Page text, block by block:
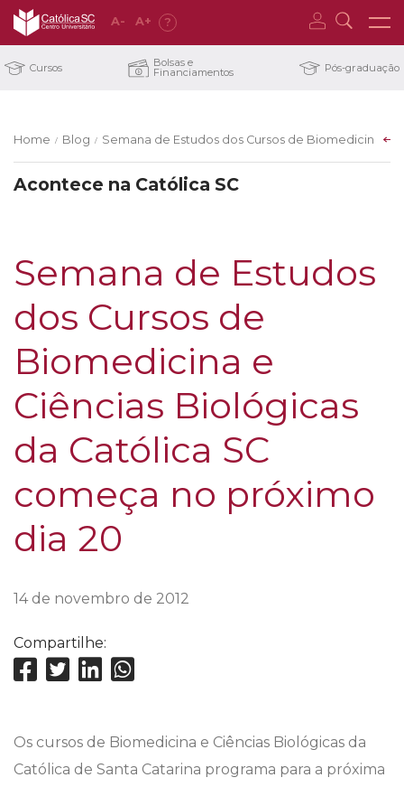
A- A+ ?
Cursos Bolsas e
Financiamentos Pós-graduação
Home / Blog / Semana de Estudos dos Cursos de Biomedicina e
Acontece na Católica SC
Semana de Estudos
dos Cursos de
Biomedicina e
Ciências Biológicas
da Católica SC
começa no próximo
dia 20
14 de novembro de 2012
Compartilhe:
Os cursos de Biomedicina e Ciências Biológicas da
Católica de Santa Catarina programa para a próxima